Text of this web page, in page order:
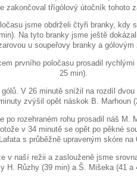
zakončoval třígólový útočník tohoto
jsme obdrželi čtyři branky, kdy
Na tyto branky jsme ještě
u soupeřovy branky a
prvního poločasu prosadil
25 min).
gólů. V 26 minutě snížil na rozdíl
zvýšil opět náskok B. Marhoun
po rozehraném rohu prosadil náš M.
v 34 minutě se opět po pěkné
Lafata s průběžně upraveným skóre na
v naší režii a zaslouženě jsme
H. Růzhy (39 min) a Š. Mišeka (41 a